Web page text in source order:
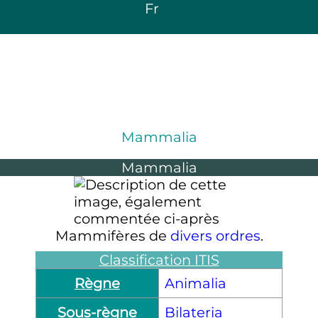
Fr
Mammalia
Mammalia
Mammifères de divers ordres.
Classification ITIS
Règne
Animalia
Sous-règne
Bilateria